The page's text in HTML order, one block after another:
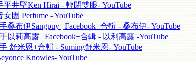
井堅Ken Hirai - 輕閉雙眼- YouTube
團 Perfume - YouTube
桑布伊Sangpuy | Facebook+合輯 - 桑布伊- YouTube
以莉高露 | Facebook+合輯 - 以利高露 -YouTube
舒米恩+合輯 - Suming舒米恩- YouTube
Knowles- YouTube